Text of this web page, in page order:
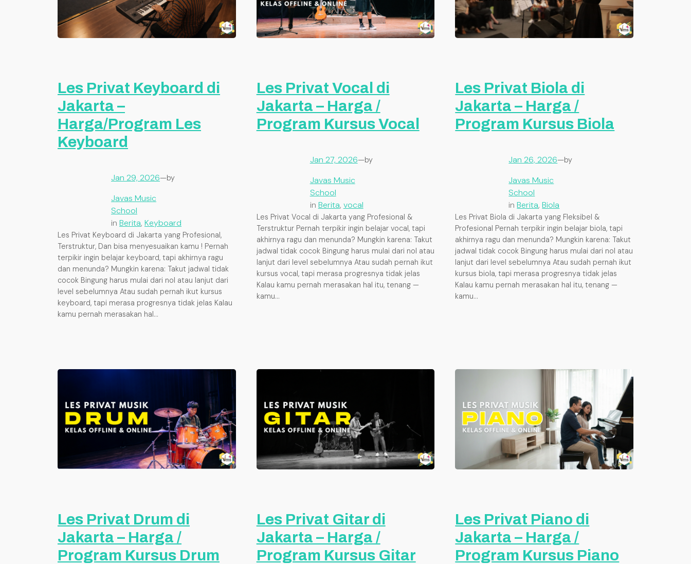
Les Privat Keyboard di
Jakarta –
Harga/Program Les
Keyboard
Jan 29, 2026—by
Javas Music
School
in Berita, Keyboard
Les Privat Keyboard di Jakarta yang Profesional,
Terstruktur, Dan bisa menyesuaikan kamu ! Pernah
terpikir ingin belajar keyboard, tapi akhirnya ragu
dan menunda? Mungkin karena: Takut jadwal tidak
cocok Bingung harus mulai dari nol atau lanjut dari
level sebelumnya Atau sudah pernah ikut kursus
keyboard, tapi merasa progresnya tidak jelas Kalau
kamu pernah merasakan hal…
Les Privat Vocal di
Jakarta – Harga /
Program Kursus Vocal
Jan 27, 2026—by
Javas Music
School
in Berita, vocal
Les Privat Vocal di Jakarta yang Profesional &
Terstruktur Pernah terpikir ingin belajar vocal, tapi
akhirnya ragu dan menunda? Mungkin karena: Takut
jadwal tidak cocok Bingung harus mulai dari nol atau
lanjut dari level sebelumnya Atau sudah pernah ikut
kursus vocal, tapi merasa progresnya tidak jelas
Kalau kamu pernah merasakan hal itu, tenang —
kamu…
Les Privat Biola di
Jakarta – Harga /
Program Kursus Biola
Jan 26, 2026—by
Javas Music
School
inBerita, Biola
Les Privat Biola di Jakarta yang Fleksibel &
Profesional Pernah terpikir ingin belajar biola, tapi
akhirnya ragu dan menunda? Mungkin karena: Takut
jadwal tidak cocok Bingung harus mulai dari nol atau
lanjut dari level sebelumnya Atau sudah pernah ikut
kursus biola, tapi merasa progresnya tidak jelas
Kalau kamu pernah merasakan hal itu, tenang —
kamu…
Les Privat Drum di
Jakarta – Harga /
Program Kursus Drum
Les Privat Gitar di
Jakarta – Harga /
Program Kursus Gitar
Les Privat Piano di
Jakarta – Harga /
Program Kursus Piano